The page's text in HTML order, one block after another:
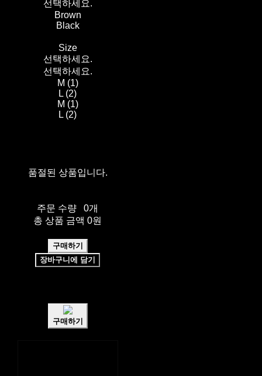
선택하세요.
Brown
Black
Size
선택하세요.
선택하세요.
M (1)
L (2)
M (1)
L (2)
품절된 상품입니다.
주문 수량
0개
총 상품 금액 0원
구매하기
장바구니에 담기
구매하기